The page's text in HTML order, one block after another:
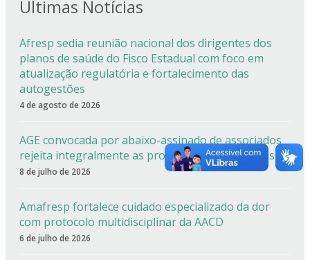
Últimas Notícias
Afresp sedia reunião nacional dos dirigentes dos
planos de saúde do Fisco Estadual com foco em
atualização regulatória e fortalecimento das
autogestões
4 de agosto de 2026
AGE convocada por abaixo-assinado de associados
rejeita integralmente as propostas apresentadas
8 de julho de 2026
Amafresp fortalece cuidado especializado da dor
com protocolo multidisciplinar da AACD
6 de julho de 2026